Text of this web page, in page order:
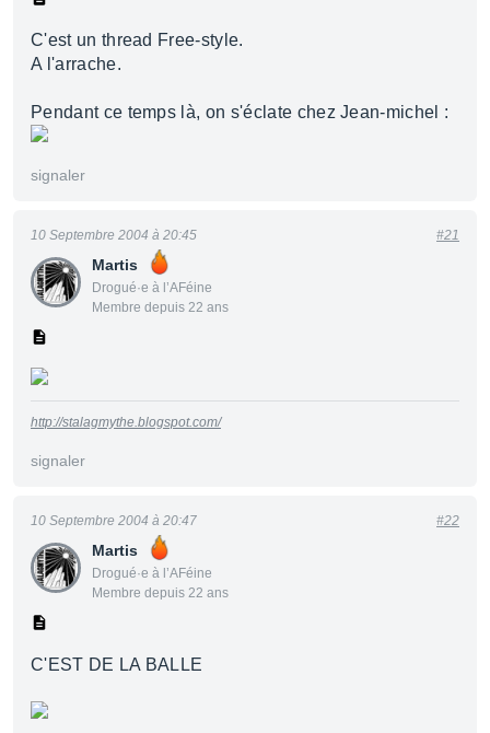
C'est un thread Free-style.
A l'arrache.
Pendant ce temps là, on s'éclate chez Jean-michel :
signaler
Martis
Drogué·e à l’AFéine
Membre depuis 22 ans
10 Septembre 2004 à 20:45 #21
http://stalagmythe.blogspot.com/
signaler
Martis
Drogué·e à l’AFéine
Membre depuis 22 ans
10 Septembre 2004 à 20:47 #22
C'EST DE LA BALLE